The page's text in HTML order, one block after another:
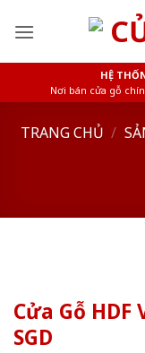
HỆ
Nơi bán cửa gỗ
TRANG CHỦ /
Cửa Gỗ HDF
SGD